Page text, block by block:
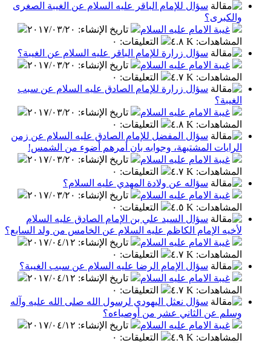
سؤال للإمام الباقر عليه السلام عن الغيبة الصغرى
والكبرى؟
غيبة الامام عليه السلام
تاريخ الإنشاء: ٢٠١٧/٠٣/٢٠
المشاهدات: ٤.٨ K التعليقات: ٠
سؤال زرارة للإمام الباقر عليه السلام عن الغيبة؟
غيبة الامام عليه السلام
تاريخ الإنشاء: ٢٠١٧/٠٣/٢٠
المشاهدات: ٤.٧ K التعليقات: ٠
سؤال زرارة للإمام الصادق عليه السلام عن سبب
الغيبة؟
غيبة الامام عليه السلام
تاريخ الإنشاء: ٢٠١٧/٠٣/٢٠
المشاهدات: ٤.٨ K التعليقات: ٠
سؤال المفضل للإمام الصادق عليه السلام عن زمن
الرايات المشتبهة، وجوابه بان أمرهم أضوء من الشمس!
غيبة الامام عليه السلام
تاريخ الإنشاء: ٢٠١٧/٠٣/٢٠
المشاهدات: ٤.٧ K التعليقات: ٠
سؤاله عن ولادة المهدي عليه السلام؟
غيبة الامام عليه السلام
تاريخ الإنشاء: ٢٠١٧/٠٣/٢٠
المشاهدات: ٤.٥ K التعليقات: ٠
سؤال السيد علي بن الإمام الصادق عليه السلام
لأخيه الإمام الكاظم عليه السلام عن الخامس من ولد السابع؟
غيبة الامام عليه السلام
تاريخ الإنشاء: ٢٠١٧/٠٤/١٢
المشاهدات: ٤.٧ K التعليقات: ٠
سؤال الإمام الرضا عليه السلام عن سبب الغيبة؟
غيبة الامام عليه السلام
تاريخ الإنشاء: ٢٠١٧/٠٤/١٢
المشاهدات: ٤.٧ K التعليقات: ٠
سؤال نعثل اليهودي لرسول الله صلى الله عليه وآله
وسلم عن الثاني عشر من أوصياءه؟
غيبة الامام عليه السلام
تاريخ الإنشاء: ٢٠١٧/٠٤/١٢
المشاهدات: ٤.٩ K التعليقات: ٠